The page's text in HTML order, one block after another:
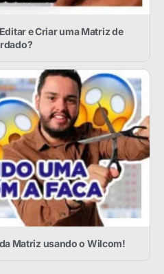
e Criar uma Matriz de
Matriz usando o Wilcom!